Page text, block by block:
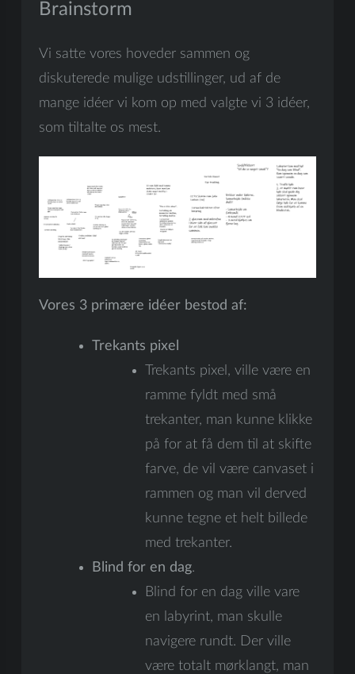
Brainstorm
Vi satte vores hoveder sammen og
diskuterede mulige udstillinger, ud af de
mange idéer vi kom op med valgte vi 3 idéer,
som tiltalte os mest.
Vores 3 primære idéer bestod af:
Trekants pixel
Trekants pixel, ville være en
ramme fyldt med små
trekanter, man kunne klikke
på for at få dem til at skifte
farve, de vil være canvaset i
rammen og man vil derved
kunne tegne et helt billede
med trekanter.
Blind for en dag.
Blind for en dag ville vare
en labyrint, man skulle
navigere rundt. Der ville
være totalt mørklangt, man